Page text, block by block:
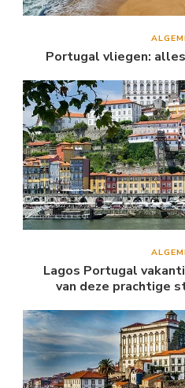
Portugal vliegen:
Lagos Portugal
van deze prachtige